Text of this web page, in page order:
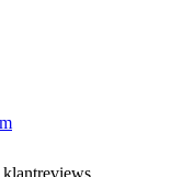
klantreviews